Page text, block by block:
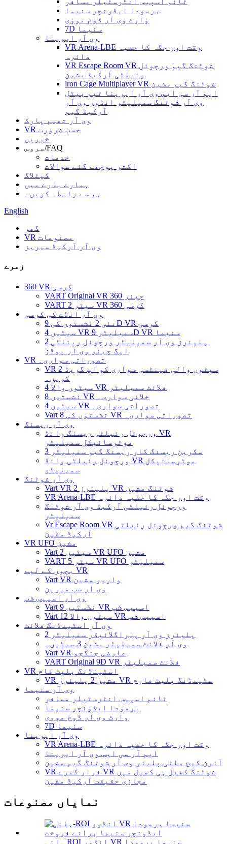
برمودا ایڈونچر سنیما
وارٹ وی آر ڈوم مووی
7D سنیما
وی آر ایرینا
VR Arena-LBE وقت اور جگہ کا خفیہ
دائرہ
VR Escape Room VR شوٹنگ گیم ورچوئل
رئیلٹی آرکیڈ مشین
lron Cage Multiplayer VR شوٹنگ گیم مشین
ایم آر سی ایس وی آر ایرینا ٹیم بیٹل
وی آر شوٹنگ سمیلیٹر انڈور وی آر
آرکیڈ گیم
وی آر تھیم پارک
VR حسب ضرورت
خبریں
سروس/FAQ
خدمات
اکثر پوچھے گئے سوالات
کیٹلاگ
ہمارے بارے میں
ہم سے رابطہ کریں۔
English
گھر
VR مصنوعات
وی آر آرکیڈ سیریز
زمرے
360 VR کرسی
VART Original VR 360 چیئر
VART 2 سیٹر VR 360 کرسی
وی آر انڈے کی کرسی
نئی 2 نشستوں کی 9D VR کرسی
4 سیٹیں VR سمیلیٹر 9D VR سنیما
2 پلیئرز وی آر سمیلیٹر ورچوئل ریئلٹی
ایگ چیئر وی آر پوڈز
VR تصوراتی سواری۔
VR 2 سیٹوں والی فینٹسی سواری کو اپ گریڈ
کریں۔
4 سیٹوں والا VR فلائٹ سمیلیٹر
8 نشستیں VR خلائی سواری۔
4 سیٹیں VR تصوراتی سواری۔
Vart 8 نشستوں کی VR تصوراتی سواری۔
وی آر ریسنگ
ورچوئل رئیلٹی ریسنگ رائڈ VR
موٹرسائیکل سمیلیٹر
3 سکرین ریسنگ کار ریسنگ گیم سمیلیٹر
ورچوئل رئیلٹی رائڈ VR موٹرسائیکل
سمیلیٹر
وی آر شوٹنگ
Vart VR 2 پلیئرز VR شوٹنگ مشین
VR Arena-LBE وقت اور جگہ کا خفیہ دائرہ
ورچوئل رئیلٹی آرکیڈ وی آر شوٹنگ
سمیلیٹر
Vr Escape Room VR شوٹنگ گیم ورچوئل رئیلٹی
آرکیڈ مشین
VR UFO مشین
Vart 2 سیٹیں VR UFO مشین
VART 5 سیٹر VR UFO سمیلیٹر
بچوں کے لیے VR
Vart VR واریر مشین
وی آر سب میرین
وی آر اسپیس شپ
Vart 9 نشستیں VR اسپیس شپ
Vart 12 سیٹوں والا VR اسپیس شپ
وی آر اسٹینڈنگ فلائٹ
2 پلیئرز وی آر پیراگلائیڈر سمیلیٹر
وی آر فلائٹ سمیلیٹر مشین 3 سیٹیں۔
Vart VR عارضی جنگجو
VART Original 9D VR فلائٹ سمیلیٹر
VR اسٹینڈنگ پلیٹ فام
VR مشین 2 پلیئرز VR سٹینڈنگ پلیٹ فارم
وی آر سنیما
ٹائم اسپیس انٹرسٹیلر مسافر
برمودا ایڈونچر سنیما
وارٹ وی آر ڈوم مووی
7D سنیما
وی آر ایرینا
VR Arena-LBE وقت اور جگہ کا خفیہ دائرہ
ایم آر سی ایس وی آر ایرینا
آئرن کیج ملٹی پلیئر وی آر شوٹنگ گیم مشین
VR فرار کمرے VR شوٹنگ کھیل ہی کھیل میں
مجازی حقیقت آرکیڈ مشین
نمایاں مصنوعات
ہائی ROI انڈور VR سنیما برمودا